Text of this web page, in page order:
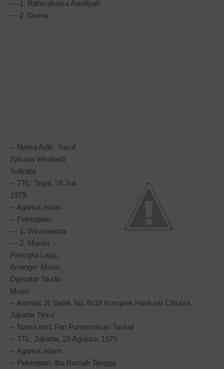
--- 1. Rahmahnisa Awaliyah
--- 2. Dwina
-- Nama Adik: Yusuf
Zakaria Wirahadi
Subrata
-- TTL: Tegal, 28 Juli
1979
-- Agama: Islam
-- Pekerjaan:
--- 1. Wiraswasta
--- 2. Musisi: -
Pencipta Lagu,
Arranger Music,
Operator Studio
Music
-- Alamat: Jl. Salak No. B/39 Komplek Hankam Cibubur,
Jakarta Timur
-- Nama istri: Fitri Purnamasari Tauhid
-- TTL: Jakarta, 29 Agustus 1979
-- Agama: islam
-- Pekerjaan: Ibu Rumah Tangga